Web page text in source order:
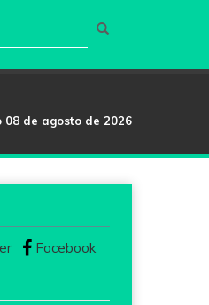
08 de agosto de 2026
Facebook